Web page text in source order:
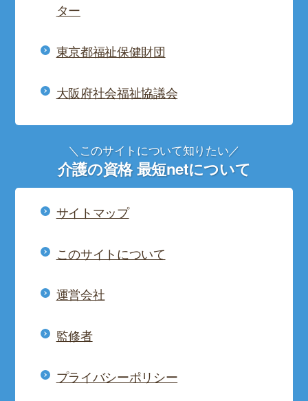
ター
東京都福祉保健財団
大阪府社会福祉協議会
＼このサイトについて知りたい／
介護の資格 最短netについて
サイトマップ
このサイトについて
運営会社
監修者
プライバシーポリシー